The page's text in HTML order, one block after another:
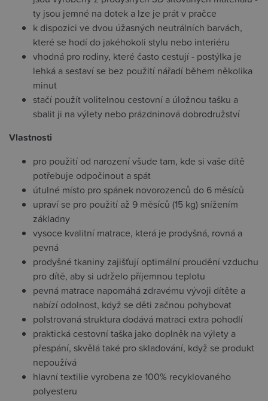
ty jsou jemné na dotek a lze je prát v pračce
k dispozici ve dvou úžasných neutrálních barvách,
které se hodí do jakéhokoli stylu nebo interiéru
vhodná pro rodiny, které často cestují - postýlka je
lehká a sestaví se bez použití nářadí během několika
minut
stačí použít volitelnou cestovní a úložnou tašku a
sbalit ji na výlety nebo prázdninová dobrodružství
Vlastnosti
pro použití od narození všude tam, kde si vaše dítě
potřebuje odpočinout a spát
útulné místo pro spánek novorozenců do 6 měsíců
upraví se pro použití až 9 měsíců (15 kg) snížením
základny
vysoce kvalitní matrace, která je prodyšná, rovná a
pevná
prodyšné tkaniny zajišťují optimální proudění vzduchu
pro dítě, aby si udrželo příjemnou teplotu
pevná matrace napomáhá zdravému vývoji dítěte a
nabízí odolnost, když se děti začnou pohybovat
polstrovaná struktura dodává matraci extra pohodlí
praktická cestovní taška jako doplněk na výlety a
přespání, skvělá také pro skladování, když se produkt
nepoužívá
hlavní textilie vyrobena ze 100% recyklovaného
polyesteru